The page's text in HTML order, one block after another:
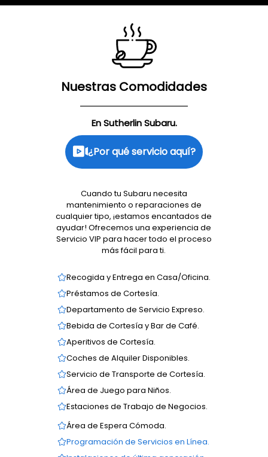
Nuestras Comodidades
En Sutherlin Subaru.
¿Por qué servicio aquí?
Cuando tu Subaru necesita
mantenimiento o reparaciones de
cualquier tipo, ¡estamos encantados de
ayudar! Ofrecemos una experiencia de
Servicio VIP para hacer todo el proceso
más fácil para ti.
Recogida y Entrega en Casa/Oficina.
Préstamos de Cortesía.
Departamento de Servicio Expreso.
Bebida de Cortesía y Bar de Café.
Aperitivos de Cortesía.
Coches de Alquiler Disponibles.
Servicio de Transporte de Cortesía.
Área de Juego para Niños.
Estaciones de Trabajo de Negocios.
Área de Espera Cómoda.
Programación de Servicios en Línea.